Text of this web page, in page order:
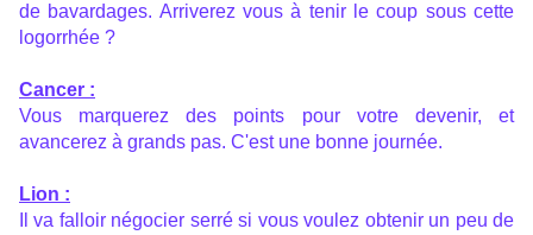
de bavardages. Arriverez vous à tenir le coup sous cette
logorrhée ?
Cancer :
Vous marquerez des points pour votre devenir, et
avancerez à grands pas. C'est une bonne journée.
Lion :
Il va falloir négocier serré si vous voulez obtenir un peu de